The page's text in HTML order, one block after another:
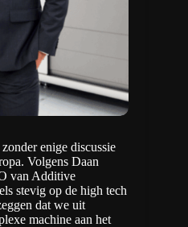
enige discussie
Volgens Daan
van Additive
stevig op de high tech
dat we uit
machine aan het